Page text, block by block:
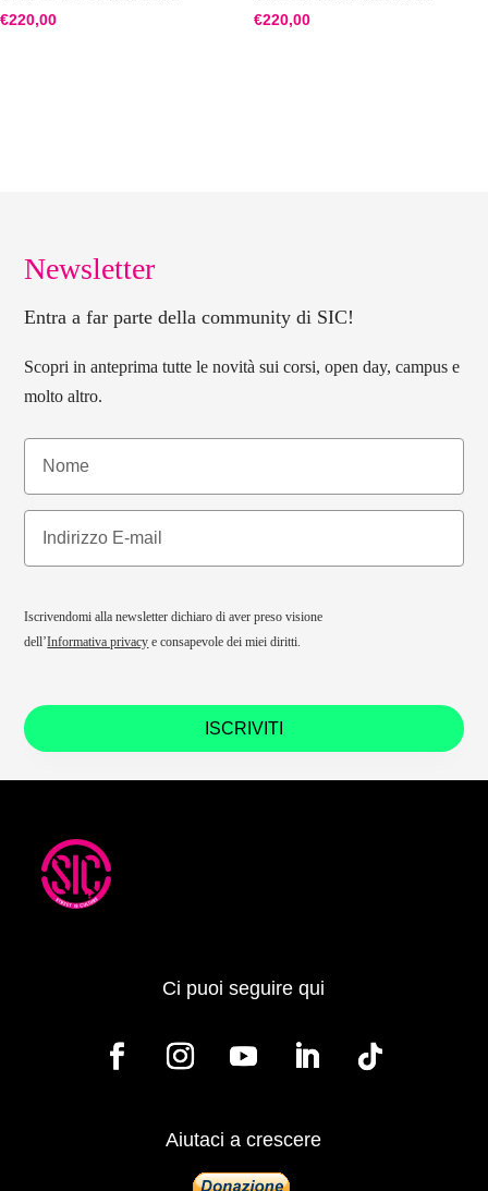
€220,00 €220,00
Newsletter
Entra a far parte della community di SIC!
Scopri in anteprima tutte le novità sui corsi, open day, campus e
molto altro.
ISCRIVITI
Iscrivendomi alla newsletter dichiaro di aver preso visione
dell’Informativa privacy e consapevole dei miei diritti.
Ci puoi seguire qui
Aiutaci a crescere